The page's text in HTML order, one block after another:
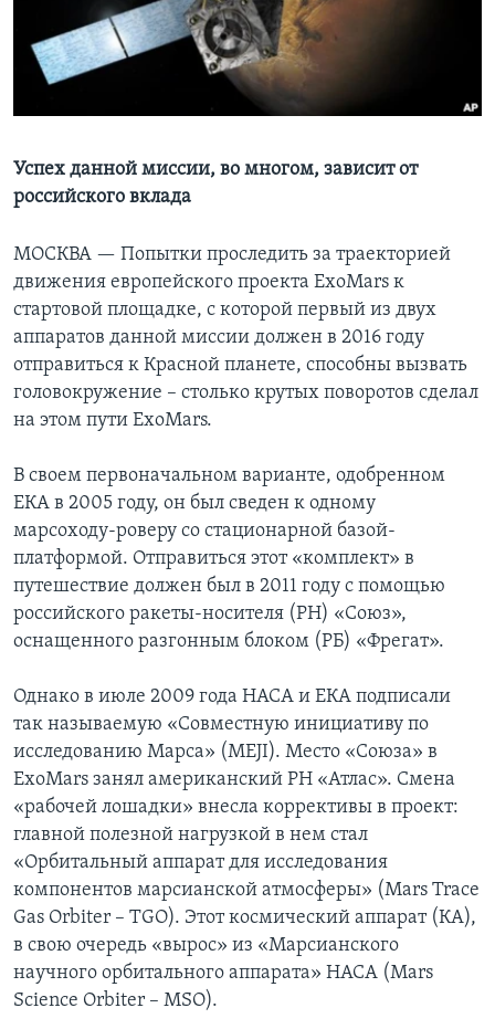
Learning English
Языки
Успех данной миссии, во многом, зависит от
российского вклада
МОСКВА — Попытки проследить за траекторией
движения европейского проекта ExoMars к
стартовой площадке, с которой первый из двух
аппаратов данной миссии должен в 2016 году
отправиться к Красной планете, способны вызвать
головокружение – столько крутых поворотов сделал
на этом пути ExoMars.
В своем первоначальном варианте, одобренном
ЕКА в 2005 году, он был сведен к одному
марсоходу-роверу со стационарной базой-
платформой. Отправиться этот «комплект» в
путешествие должен был в 2011 году с помощью
российского ракеты-носителя (РН) «Союз»,
оснащенного разгонным блоком (РБ) «Фрегат».
Однако в июле 2009 года НАСА и ЕКА подписали
так называемую «Совместную инициативу по
исследованию Марса» (MEJI). Место «Союза» в
ExoMars занял американский РН «Атлас». Смена
«рабочей лошадки» внесла коррективы в проект:
главной полезной нагрузкой в нем стал
«Орбитальный аппарат для исследования
компонентов марсианской атмосферы» (Mars Trace
Gas Orbiter – TGO). Этот космический аппарат (КА),
в свою очередь «вырос» из «Марсианского
научного орбитального аппарата» НАСА (Mars
Science Orbiter – MSO).